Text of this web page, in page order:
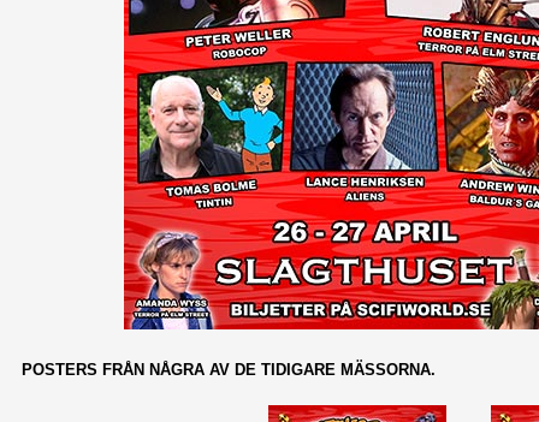
POSTERS FRÅN NÅGRA AV DE TIDIGARE MÄSSORNA.